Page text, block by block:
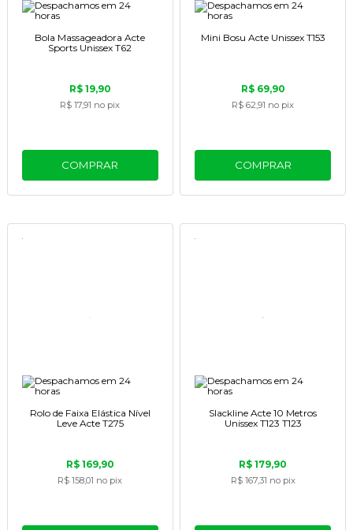
Bola Massageadora Acte
Sports Unissex T62
R$ 19,90
R$ 17,91 no pix
COMPRAR
Mini Bosu Acte Unissex T153
R$ 69,90
R$ 62,91 no pix
COMPRAR
Rolo de Faixa Elástica Nível
Leve Acte T275
R$ 169,90
R$ 158,01 no pix
Slackline Acte 10 Metros
Unissex T123 T123
R$ 179,90
R$ 167,31 no pix